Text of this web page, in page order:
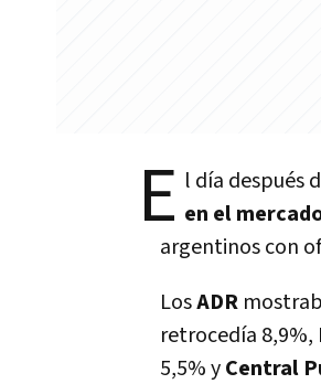
E l día después
en el
argentinos con
LosADR
retrocedía 8,9%,
5,5% yCentral